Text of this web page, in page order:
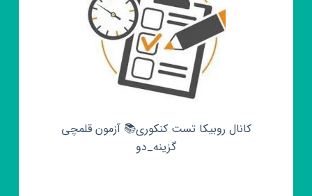
کانال روبیکا تست کنکوری📚 آزمون قلمچی‌‌
گزینه_دو